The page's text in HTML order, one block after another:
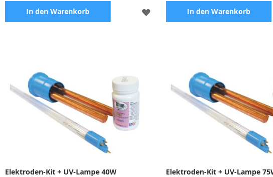
In den Warenkorb
ZUR
In den Warenkorb
Elektroden-Kit + UV-Lampe 40W Elektroden-Kit + UV-Lampe